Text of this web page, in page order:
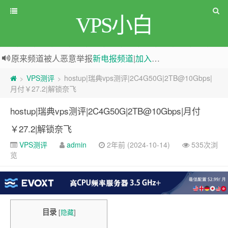
VPS小白
原来频道被人恶意举报新电报频道|加入电报群
greenwebpage|香港|日本|新加坡|美国等多地vps测评|移动直连|1Gbps带宽|年付€29
> VPS测评 > hostup|瑞典vps测评|2C4G50G|2TB@10Gbps|
月付￥27.2|解锁奈飞
hostup|瑞典vps测评|2C4G50G|2TB@10Gbps|月付
￥27.2|解锁奈飞
VPS测评 admin 2年前 (2024-10-14)
535次浏
览
目录 [隐藏]